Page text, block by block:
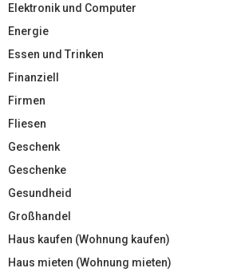
Elektronik und Computer
Energie
Essen und Trinken
Finanziell
Firmen
Fliesen
Geschenk
Geschenke
Gesundheid
Großhandel
Haus kaufen (Wohnung kaufen)
Haus mieten (Wohnung mieten)